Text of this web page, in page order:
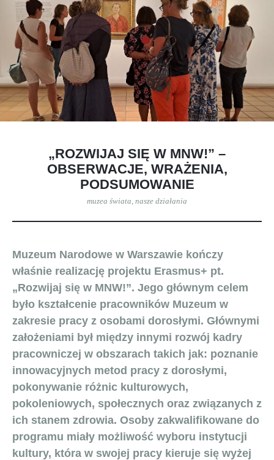
„ROZWIJAJ SIĘ W MNW!” –
OBSERWACJE, WRAŻENIA,
PODSUMOWANIE
muzea świata nasze działania
Muzeum Narodowe w Warszawie kończy
właśnie realizację projektu Erasmus+ pt.
„Rozwijaj się w MNW!”. Jego głównym celem
było kształcenie pracowników Muzeum w
zakresie pracy z osobami dorosłymi. Głównymi
założeniami był między innymi rozwój kadry
pracowniczej w obszarach takich jak: poznanie
innowacyjnych metod pracy z dorosłymi,
pokonywanie różnic kulturowych,
pokoleniowych, społecznych oraz związanych z
ich stanem zdrowia. Osoby zakwalifikowane do
programu miały możliwość wyboru instytucji
kultury, która w swojej pracy kieruje się wyżej